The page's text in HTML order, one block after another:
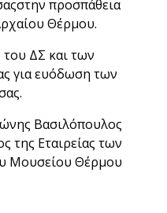
προσπάθεια
Θέρμου.
του ΔΣ και των
για ευόδωση των
Βασιλόπουλος
της Εταιρείας των
Μουσείου Θέρμου